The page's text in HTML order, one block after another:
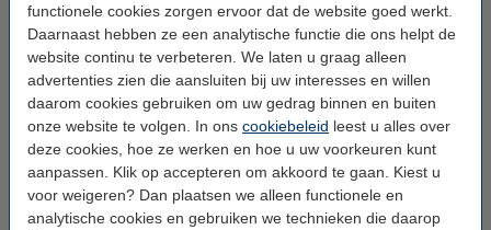
functionele cookies zorgen ervoor dat de website goed werkt.
Daarnaast hebben ze een analytische functie die ons helpt de
website continu te verbeteren. We laten u graag alleen
advertenties zien die aansluiten bij uw interesses en willen
daarom cookies gebruiken om uw gedrag binnen en buiten
onze website te volgen. In ons cookiebeleid leest u alles over
deze cookies, hoe ze werken en hoe u uw voorkeuren kunt
aanpassen. Klik op accepteren om akkoord te gaan. Kiest u
voor weigeren? Dan plaatsen we alleen functionele en
analytische cookies en gebruiken we technieken die daarop
Gewicht lege spoel: ± 140 gram
Print snelheid: 30 - 70 mm/s
Ontdek de kwaliteit van 123-3D filament
Overweeg ons 123-3D huismerk filament en geniet van topkwaliteit
filament uit Europa.